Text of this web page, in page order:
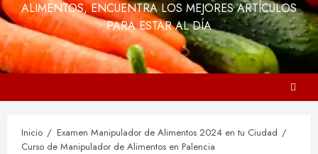
ALIMENTOS, ENCUENTRA LOS MEJORES ARTÍCULOS
PARA ESTAR AL DÍA
Inicio
Examen Manipulador de Alimentos 2024 en tu Ciudad
Curso de Manipulador de Alimentos en Palencia